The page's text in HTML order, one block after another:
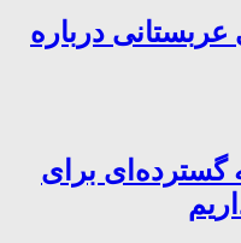
درباره
گسترده‌ای برای